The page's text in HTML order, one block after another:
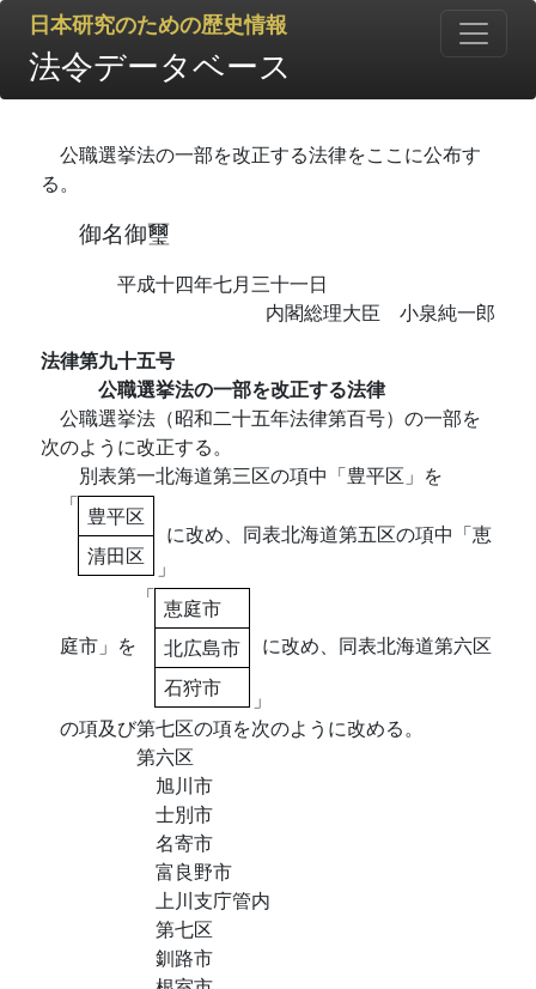
日本研究のための歴史情報
法令データベース
公職選挙法の一部を改正する法律をここに公布す
る。
御名御璽
平成十四年七月三十一日
内閣総理大臣 小泉純一郎
法律第九十五号
公職選挙法の一部を改正する法律
公職選挙法（昭和二十五年法律第百号）の一部を
次のように改正する。
別表第一北海道第三区の項中「豊平区」を
「 豊平区
清田区
」
に改め、同表北海道第五区の項中「恵
庭市」を
「 恵庭市
北広島市
石狩市
」
に改め、同表北海道第六区
の項及び第七区の項を次のように改める。
第六区
旭川市
士別市
名寄市
富良野市
上川支庁管内
第七区
釧路市